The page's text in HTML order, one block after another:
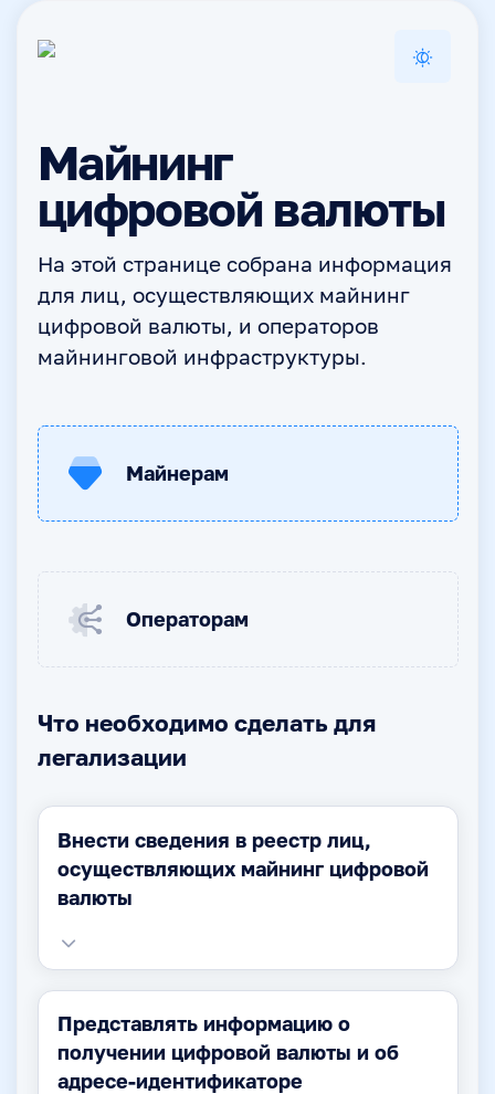
Майнинг
цифровой валюты
На этой странице собрана информация
для лиц, осуществляющих майнинг
цифровой валюты, и операторов
майнинговой инфраструктуры.
Майнерам
Операторам
Что необходимо сделать для
легализации
Внести сведения в реестр лиц,
осуществляющих майнинг цифровой
валюты
Представлять информацию о
получении цифровой валюты и об
адресе-идентификаторе